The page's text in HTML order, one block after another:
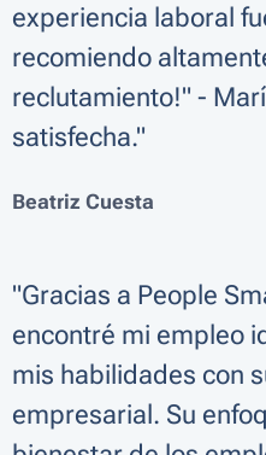
experiencia laboral
recomiendo
reclutamiento!" -
satisfecha."
Beatriz Cuesta
"Gracias a People
encontré mi empleo
mis habilidades con
empresarial. Su